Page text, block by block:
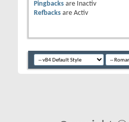
Pingbacks are
Inactiv
Refbacks are Activ